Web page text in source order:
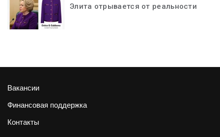
Элита отрывается от реальности
Вакансии
Финансовая поддержка
Контакты